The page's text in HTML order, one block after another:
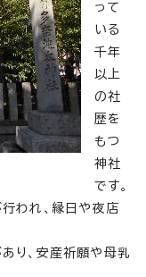
って
いる
千年
以上
の社
歴を
もつ
神社
です。
われ、縁日や夜店
あり、安産祈願や母乳